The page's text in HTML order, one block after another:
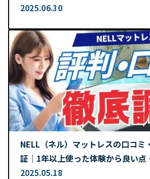
2025.06.30
NELL（ネル）マットレスの口コミ
証｜1年以上使った体験から良い点
レビュー
2025.05.18